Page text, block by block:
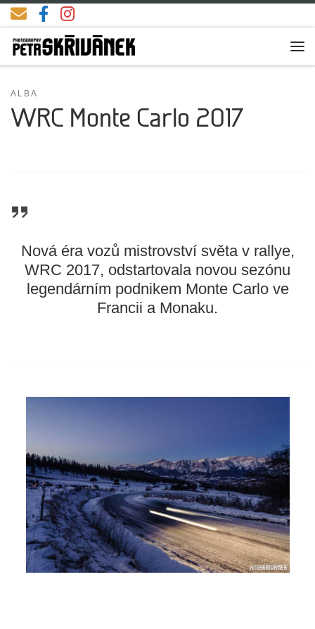
Skip to content
ALBA
WRC Monte Carlo 2017
Nová éra vozů mistrovství světa v rallye,
WRC 2017, odstartovala novou sezónu
legendárním podnikem Monte Carlo ve
Francii a Monaku.